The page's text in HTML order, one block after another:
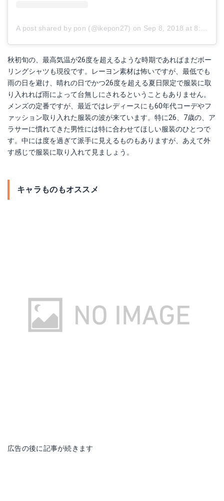
A post shared by pon (@ikepon27) on Sep 8, 2018 at 8:10pm PDT
秋初旬の、最高気温が26度を超えるような時期であればまだボー
リングシャツも現役です。レーヨン素材は怖いですが、最低でも
雨の日を避け、晴れの日でかつ26度を超える夏日限定で服装に取
り入れれば雨によって台無しにされるということもありません。
メンズの定番ですが、最近ではレディースにも60年代コーデやフ
ァッション取り入れた服装の波が来ています。特に26、7歳の、ア
ラサーに慣れてきた男性には特に合わせてほしい服装のひとつで
す。中には度を過ぎて派手に見えるものもありますが、あえて外
す感じで服装に取り入れて見ましょう。
キャラものもオススメ
広告の後に記事が続きます